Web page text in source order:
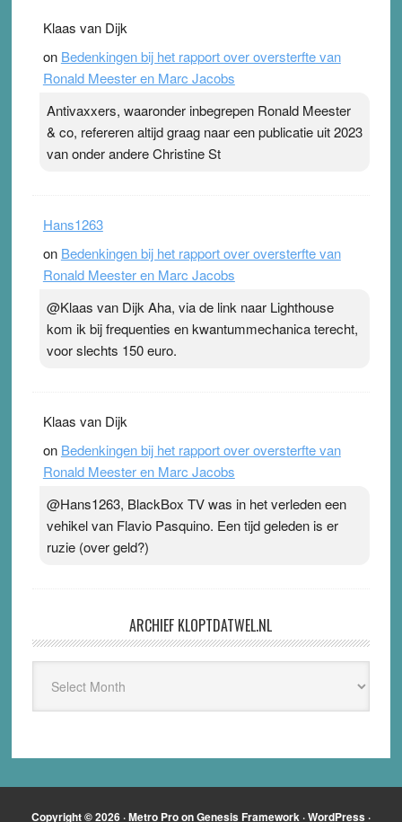
Klaas van Dijk
on Bedenkingen bij het rapport over oversterfte van
Ronald Meester en Marc Jacobs
Antivaxxers, waaronder inbegrepen Ronald Meester
& co, refereren altijd graag naar een publicatie uit 2023
van onder andere Christine St
Hans1263
on Bedenkingen bij het rapport over oversterfte van
Ronald Meester en Marc Jacobs
@Klaas van Dijk Aha, via de link naar Lighthouse
kom ik bij frequenties en kwantummechanica terecht,
voor slechts 150 euro.
Klaas van Dijk
on Bedenkingen bij het rapport over oversterfte van
Ronald Meester en Marc Jacobs
@Hans1263, BlackBox TV was in het verleden een
vehikel van Flavio Pasquino. Een tijd geleden is er
ruzie (over geld?)
ARCHIEF KLOPTDATWEL.NL
Kloptdatwel.nl
Copyright © 2026 ·Metro ProonGenesis Framework ·WordPress ·